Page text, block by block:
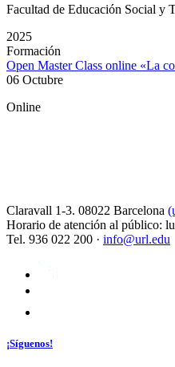
Facultad de Educación Social y
2025
Formación
Open Master Class online «La
06 Octubre
Online
Claravall 1-3. 08022 Barcelona
Horario de atención al público:
Tel. 936 022 200 · info@url.edu
¡Síguenos!